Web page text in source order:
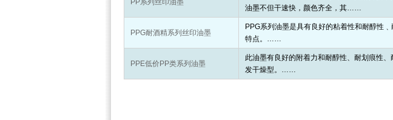
PP系列丝印油墨
油墨不但干速快，颜色齐全，其……
PPG耐酒精系列丝印油墨
PPG系列油墨是具有良好的粘着性和耐醇性
特点。……
PPE低价PP类系列油墨
此油墨有良好的附着力和耐醇性、耐划痕性
发干燥型。……